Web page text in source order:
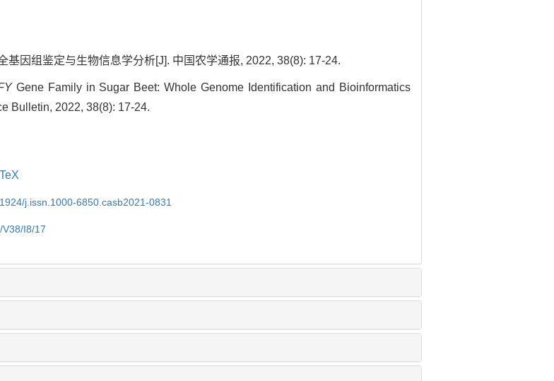
基因组鉴定与生物信息学分析[J]. 中国农学通报, 2022, 38(8): 17-24.
Gene Family in Sugar Beet: Whole Genome Identification and Bioinformatics
Bulletin, 2022, 38(8): 17-24.
j.issn.1000-6850.casb2021-0831
V38/I8/17